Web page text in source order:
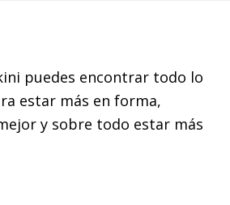
puedes encontrar todo lo
estar más en forma,
y sobre todo estar más